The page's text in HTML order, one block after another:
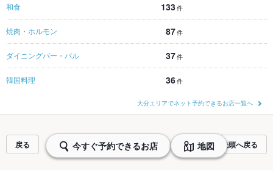
和食 133件
焼肉・ホルモン 87件
ダイニングバー・バル 37件
韓国料理 36件
大分エリアでネット予約できるお店一覧へ
戻る ページの先頭へ戻る
今すぐ予約できるお店 地図